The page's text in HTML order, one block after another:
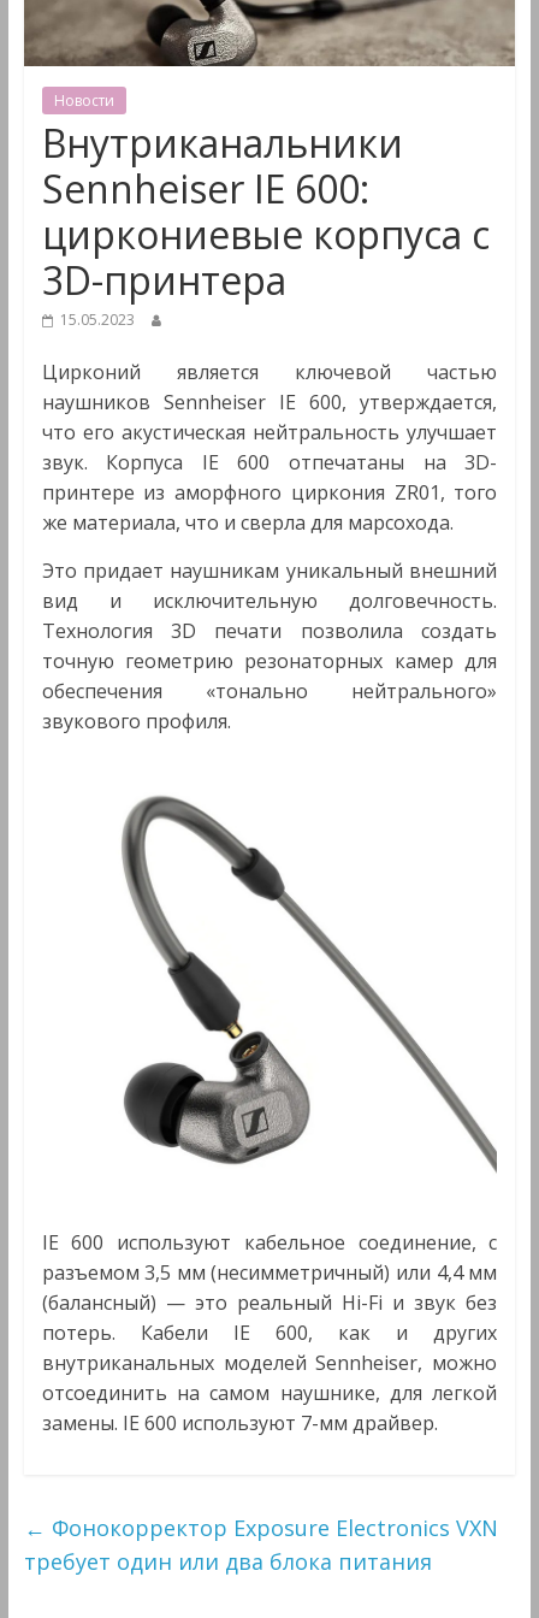
Мультимедиа
Новости
Внутриканальники
Sennheiser IE 600:
циркониевые корпуса с
3D-принтера
15.05.2023
Цирконий является ключевой частью
наушников Sennheiser IE 600, утверждается,
что его акустическая нейтральность улучшает
звук. Корпуса IE 600 отпечатаны на 3D-
принтере из аморфного циркония ZR01, того
же материала, что и сверла для марсохода.
Это придает наушникам уникальный внешний
вид и исключительную долговечность.
Технология 3D печати позволила создать
точную геометрию резонаторных камер для
обеспечения «тонально нейтрального»
звукового профиля.
IE 600 используют кабельное соединение, с
разъемом 3,5 мм (несимметричный) или 4,4 мм
(балансный) — это реальный Hi-Fi и звук без
потерь. Кабели IE 600, как и других
внутриканальных моделей Sennheiser, можно
отсоединить на самом наушнике, для легкой
замены. IE 600 используют 7-мм драйвер.
← Фонокорректор Exposure Electronics VXN
требует один или два блока питания